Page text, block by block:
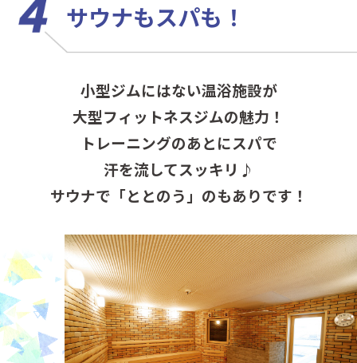
サウナもスパも！
小型ジムにはない温浴施設が
大型フィットネスジムの魅力！
トレーニングのあとにスパで
汗を流してスッキリ♪
サウナで「ととのう」のもありです！